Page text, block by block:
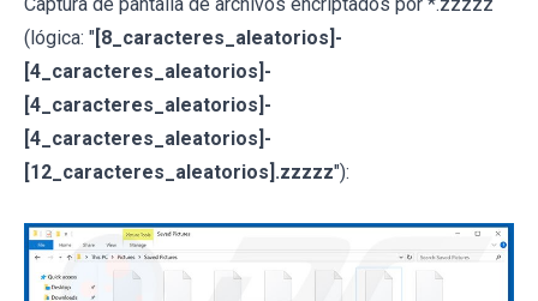
(lógica: "[8_caracteres_aleatorios]-
[4_caracteres_aleatorios]-
[4_caracteres_aleatorios]-
[4_caracteres_aleatorios]-
[12_caracteres_aleatorios].zzzzz"):